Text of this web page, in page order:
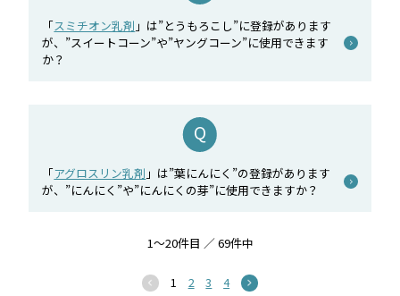
「スミチオン乳剤 」は”とうもろこし”に登録があります
が、”スイートコーン”や”ヤングコーン”に使用できます
か？
「アグロスリン乳剤 」は”葉にんにく”の登録があります
が、”にんにく”や”にんにくの芽”に使用できますか？
1～20件目 ／ 69件中
1 2 3 4